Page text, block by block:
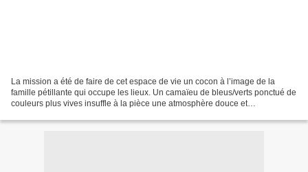
La mission a été de faire de cet espace de vie un cocon à l’image de la
famille pétillante qui occupe les lieux. Un camaïeu de bleus/verts ponctué de
couleurs plus vives insuffle à la pièce une atmosphère douce et